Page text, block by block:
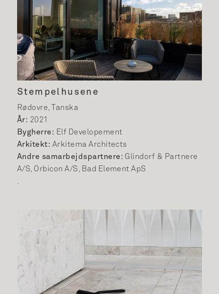
Stempelhusene
Rødovre, Tanska
År: 2021
Bygherre: Elf Developement
Arkitekt: Arkitema Architects
Andre samarbejdspartnere: Glindorf & Partnere
A/S, Orbicon A/S, Bad Element ApS